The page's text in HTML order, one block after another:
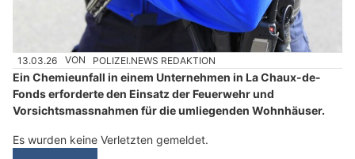
13.03.26 VON POLIZEI.NEWS REDAKTION
Ein Chemieunfall in einem Unternehmen in La Chaux-de-
Fonds erforderte den Einsatz der Feuerwehr und
Vorsichtsmassnahmen für die umliegenden Wohnhäuser.
Es wurden keine Verletzten gemeldet.